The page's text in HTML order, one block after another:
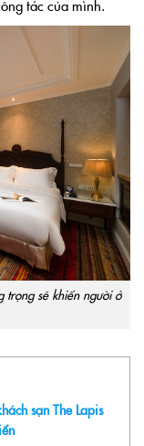
tác của mình.
sẽ khiến người ở
sạn The Lapis